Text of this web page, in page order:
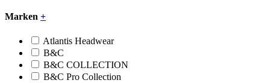
Marken +
Atlantis Headwear
B&C
B&C COLLECTION
B&C Pro Collection